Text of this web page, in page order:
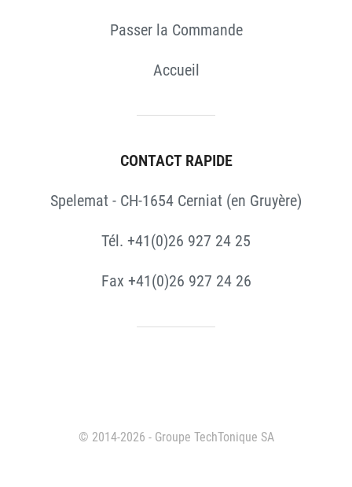
Passer la Commande
Accueil
CONTACT RAPIDE
Spelemat - CH-1654 Cerniat (en Gruyère)
Tél. +41(0)26 927 24 25
Fax +41(0)26 927 24 26
© 2014-2026 - Groupe TechTonique SA